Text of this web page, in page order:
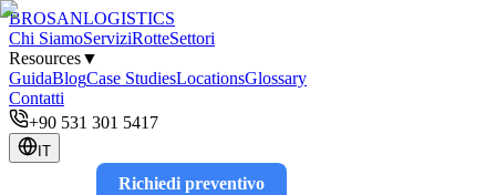
BROSANLOGISTICS
Chi SiamoServiziRotteSettori
Resources▼
GuidaBlogCase StudiesLocationsGlossary
Contatti
+90 531 301 5417
IT
Richiedi preventivo